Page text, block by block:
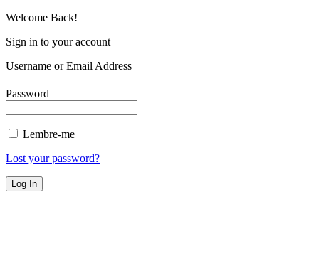
Welcome Back!
Sign in to your account
Username or Email Address
Password
Lembre-me
Lost your password?